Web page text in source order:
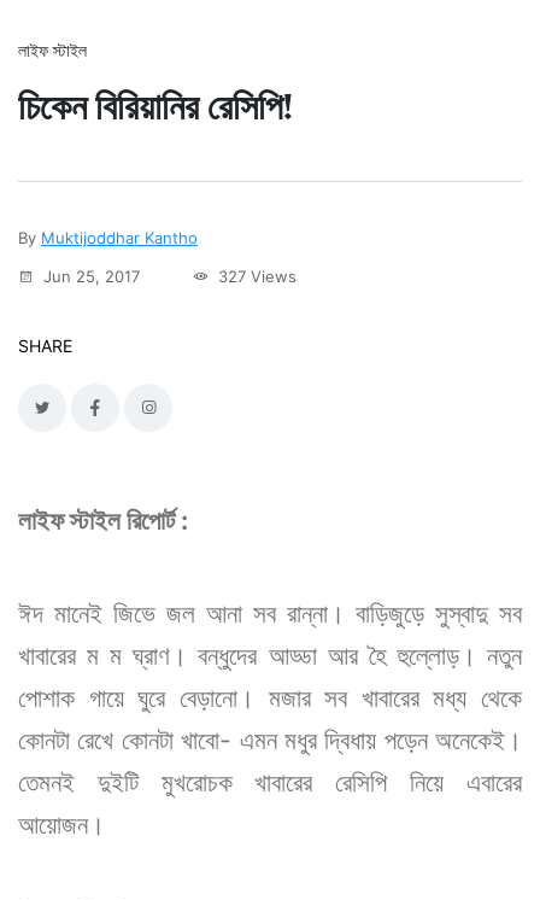
লাইফ স্টাইল
চিকেন বিরিয়ানির রেসিপি!
By Muktijoddhar Kantho
Jun 25, 2017
327 Views
SHARE
লাইফ স্টাইল রিপোর্ট :
ঈদ মানেই জিভে জল আনা সব রান্না। বাড়িজুড়ে সুস্বাদু সব
খাবারের ম ম ঘ্রাণ। বন্ধুদের আড্ডা আর হৈ হুল্লোড়। নতুন
পোশাক গায়ে ঘুরে বেড়ানো। মজার সব খাবারের মধ্য থেকে
কোনটা রেখে কোনটা খাবো- এমন মধুর দ্বিধায় পড়েন অনেকেই।
তেমনই দুইটি মুখরোচক খাবারের রেসিপি নিয়ে এবারের
আয়োজন।